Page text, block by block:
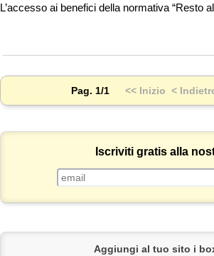
L’accesso ai benefici della normativa “Resto
Pag. 1/1 << Inizio <
Iscriviti gratis alla
Aggiungi al tuo sito i